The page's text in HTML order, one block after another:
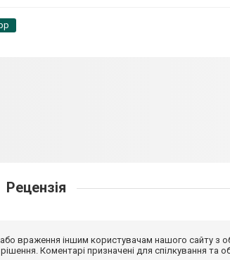
Рецензія
враження іншим користувачам нашого сайту з
Коментарі призначені для спілкування та